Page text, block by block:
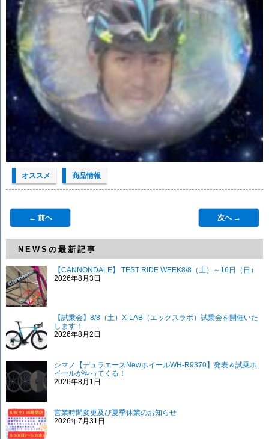
オススメ 商品情報
← 前へ 次へ →
NEWSの最新記事
【CANNONDALE】 TEST RIDE WEEK8/8（土）～16日（日）
2026年8月3日
【試乗会】8/8（土）X-LAB（エックスラボ）試乗会を開催いた
します！
2026年8月2日
シマノ【デュラエースNewホイールWH-R9370】発表＆試乗ホ
イールがやってくる！
2026年8月1日
営業時間変更及び夏季休業のお知らせ
2026年7月31日